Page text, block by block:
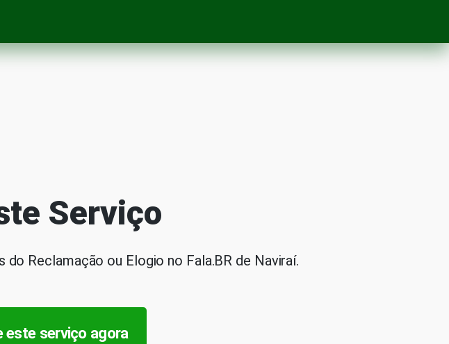
Serviço
Reclamação ou Elogio no Fala.BR de Naviraí.
este serviço agora